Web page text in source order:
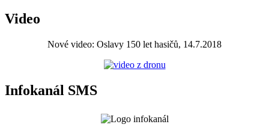
Video
Nové video: Oslavy 150 let hasičů, 14.7.2018
Infokanál SMS